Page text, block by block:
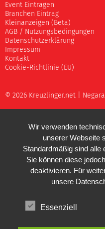
Event Eintragen
Branchen Eintrag
Kleinanzeigen (Beta)
AGB / Nutzungsbedingungen
Datenschutzerklärung
Impressum
Kontakt
Cookie-Richtlinie (EU)
© 2026 Kreuzlinger.net |
Wir verwenden
unserer Webseite
Standardmäßig sind alle
Sie können diese
deaktivieren. Für
unsere
Essenziell